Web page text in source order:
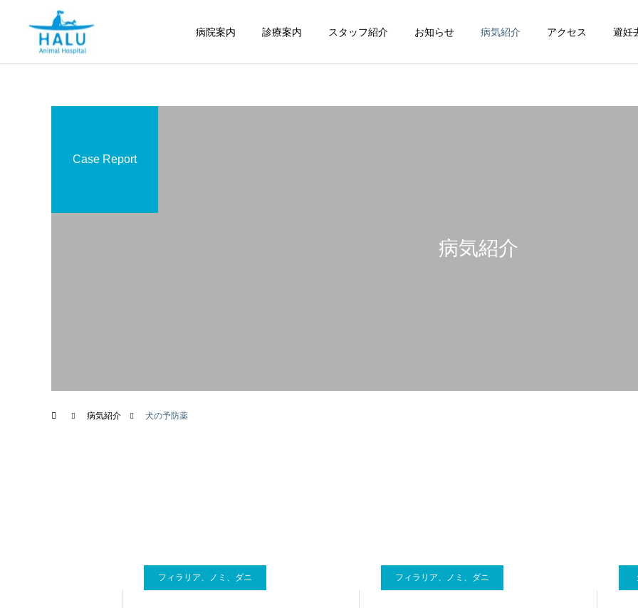
病院案内 診療案内 スタッフ紹介 お知らせ 病気紹介 アクセス 避妊
脳神経科病気紹介
Case Report
病気紹介 犬の予防薬
フィラリア、ノミ、ダニ フィラリア、ノミ、ダニ